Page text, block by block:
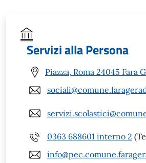
Servizi alla Persona
Piazza, Roma 24045 Fara
0363 688601 interno 2